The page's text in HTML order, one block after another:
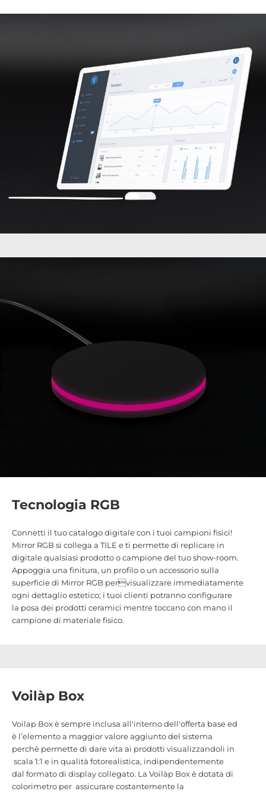
Tecnologia RGB
Connetti il tuo catalogo digitale con i tuoi campioni fisici!
Mirror RGB si collega a TILE e ti permette di replicare in
digitale qualsiasi prodotto o campione del tuo show-room.
Appoggia una finitura, un profilo o un accessorio sulla
superficie di Mirror RGB pervisualizzare immediatamente
ogni dettaglio estetico; i tuoi clienti potranno configurare
la posa dei prodotti ceramici mentre toccano con mano il
campione di materiale fisico.
Voilàp Box
Voilap Box è sempre inclusa all'interno dell'offerta base ed
è l’elemento a maggior valore aggiunto del sistema
perchè permette di dare vita ai prodotti visualizzandoli in
scala 1:1 e in qualità fotorealistica, indipendentemente
dal formato di display collegato. La Voilàp Box è dotata di
colorimetro per assicurare costantemente la